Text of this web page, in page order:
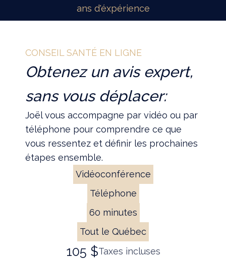
ans d'éxpérience
CONSEIL SANTÉ EN LIGNE
Obtenez un avis expert,
sans vous déplacer:
Joël vous accompagne par vidéo ou par
téléphone pour comprendre ce que
vous ressentez et définir les prochaines
étapes ensemble.
Vidéoconférence
Téléphone
60 minutes
Tout le Québec
105 $Taxes incluses